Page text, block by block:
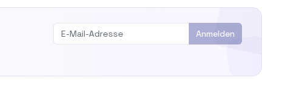
Anmelden